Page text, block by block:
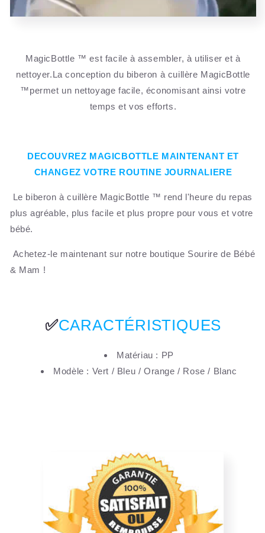
MagicBottle ™ est facile à assembler, à utiliser et à
nettoyer.La conception du biberon à cuillère MagicBottle
™permet un nettoyage facile, économisant ainsi votre
temps et vos efforts.
DECOUVREZ MAGICBOTTLE MAINTENANT ET
CHANGEZ VOTRE ROUTINE JOURNALIERE
Le biberon à cuillère MagicBottle ™ rend l'heure du repas
plus agréable, plus facile et plus propre pour vous et votre
bébé.
Achetez-le maintenant sur notre boutique Sourire de Bébé
& Mam !
✅CARACTÉRISTIQUES
Matériau : PP
Modèle : Vert / Bleu / Orange / Rose / Blanc